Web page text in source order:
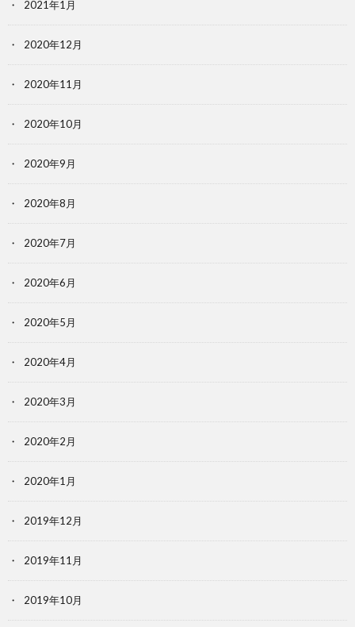
2021年1月
2020年12月
2020年11月
2020年10月
2020年9月
2020年8月
2020年7月
2020年6月
2020年5月
2020年4月
2020年3月
2020年2月
2020年1月
2019年12月
2019年11月
2019年10月